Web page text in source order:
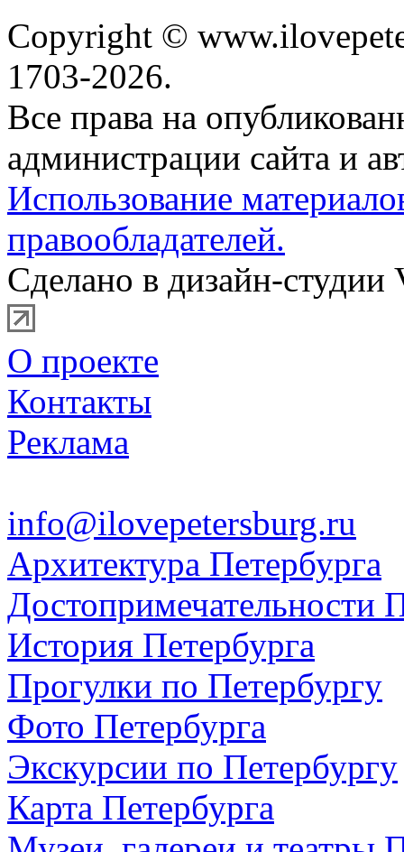
Copyright ©
1703-2026.
Все права на
администрации сайта и
Использование
правообладателей.
Сделано в дизайн-студии
О проекте
Контакты
Реклама
info@ilovepetersburg.ru
Архитектура Петербурга
Достопримечательности
История Петербурга
Прогулки по Петербургу
Фото Петербурга
Экскурсии по Петербургу
Карта Петербурга